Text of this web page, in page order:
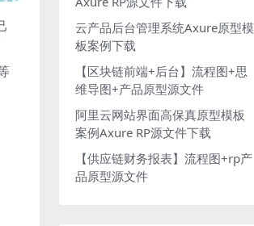
云产品后台管理系统Axure原型模
板案例下载
【区块链前端+后台】流程图+思
维导图+产品原型源文件
阿里云网站界面高保真原型模板
案例Axure RP源文件下载
【供应链财务报表】流程图+rp产
品原型源文件